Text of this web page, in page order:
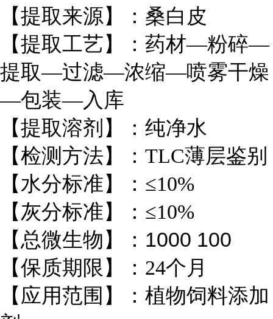
【提取来源】：桑白皮
【提取工艺】：药材—粉碎—
提取—过滤—浓缩—喷雾干燥
—包装—入库
【提取溶剂】：纯净水
【检测方法】：TLC薄层鉴别
【水分标准】：≤10%
【灰分标准】：≤10%
【总微生物】：1000 100
【保质期限】：24个月
【应用范围】：植物饲料添加